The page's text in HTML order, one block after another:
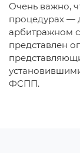
Очень важно,
процедурах —
арбитражном
представлен
ФСПП.